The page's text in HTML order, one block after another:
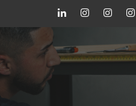
LinkedInInstagram
red